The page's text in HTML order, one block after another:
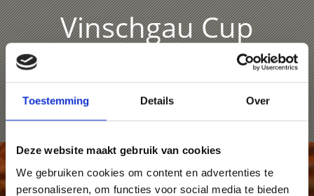
Toestemming Details Over
Deze website maakt gebruik van cookies
We gebruiken cookies om content en advertenties te
personaliseren, om functies voor social media te bieden
Vinschgau Cup
In het kader van het trainingskamp van ijshockeyclub
ERC Ingolstadt wordt de Vinschgaucup georganiseerd.
Het EisForum vormt het perfecte toneel voor dit
hoogwaardige internationale ijshockeytoernooi.